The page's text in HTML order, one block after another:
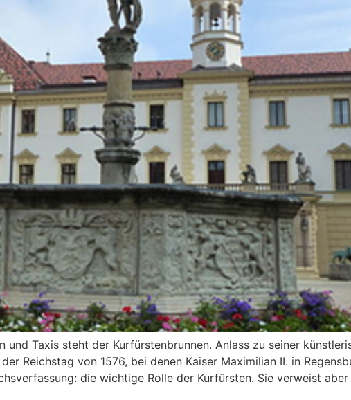
und Taxis steht der Kurfürstenbrunnen. Anlass zu seiner
Reichstag von 1576, bei denen Kaiser Maximilian II. in
die wichtige Rolle der Kurfürsten. Sie verweist